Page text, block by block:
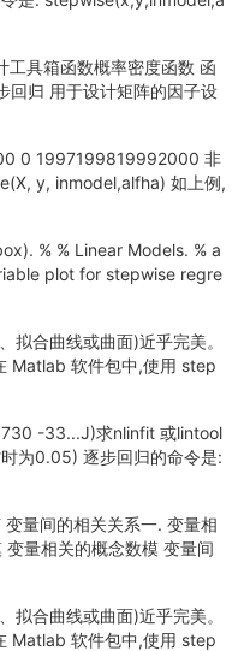
工具箱函数概率密度函数 函
归 用于设计矩阵的因子设
0 1997199819992000 非
y, inmodel,alfha) 如上例,
% % Linear Models. % a
plot for stepwise regre
拟合曲线或曲面)近乎完美。
Matlab 软件包中,使用 step
-33...J)求nlinfit 或lintool
为0.05) 逐步回归的命令是:
量间的相关关系一. 变量相
量相关的概念数模 变量间
拟合曲线或曲面)近乎完美。
Matlab 软件包中,使用 step